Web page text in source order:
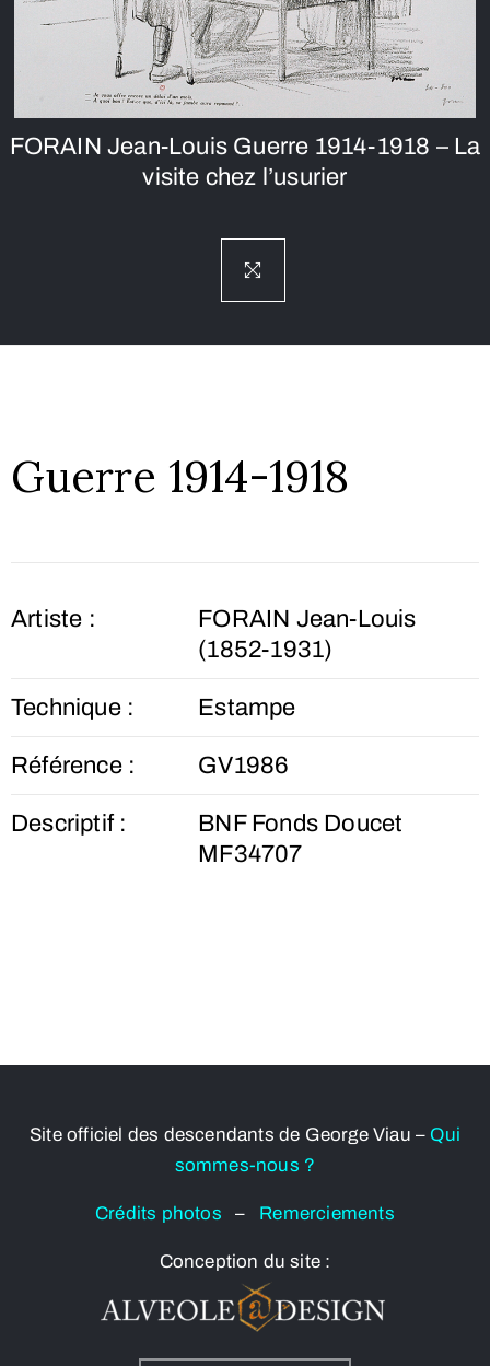
FORAIN Jean-Louis Guerre 1914-1918 – La
visite chez l’usurier
Guerre 1914-1918
Artiste :
FORAIN Jean-Louis
(1852-1931)
Technique : Estampe
Référence : GV1986
Descriptif :
BNF Fonds Doucet
MF34707
Site officiel des descendants de George Viau – Qui
sommes-nous ?
Crédits photos– Remerciements
Conception du site :